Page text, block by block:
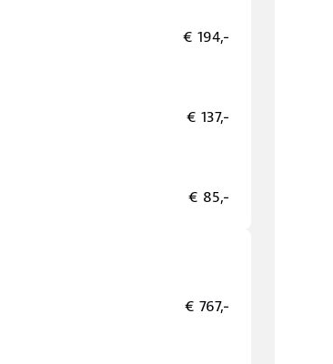
€ 194,-
€ 137,-
€ 85,-
€ 767,-